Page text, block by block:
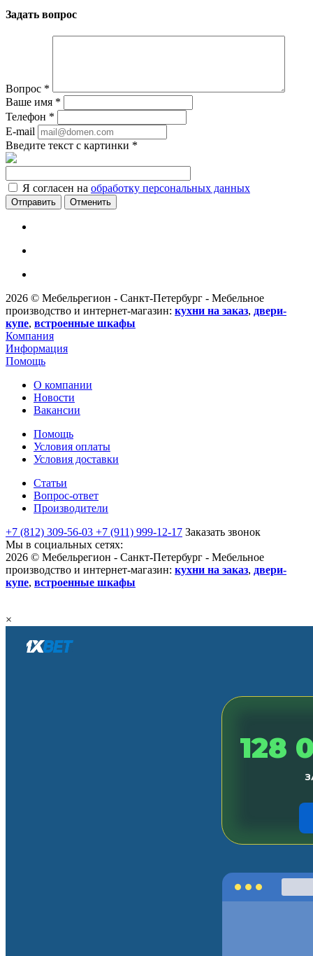
Задать вопрос
Вопрос *
Ваше имя *
Телефон *
E-mail
Введите текст с картинки *
Я согласен на обработку персональных данных
Отменить
2026 © Мебельрегион - Санкт-Петербург - Мебельное
производство и интернет-магазин: кухни на заказ, двери-
купе, встроенные шкафы
Компания
Информация
Помощь
О компании
Новости
Вакансии
Помощь
Условия оплаты
Условия доставки
Статьи
Вопрос-ответ
Производители
+7 (812) 309-56-03 +7 (911) 999-12-17 Заказать звонок
Мы в социальных сетях:
2026 © Мебельрегион - Санкт-Петербург - Мебельное
производство и интернет-магазин: кухни на заказ, двери-
купе, встроенные шкафы
×